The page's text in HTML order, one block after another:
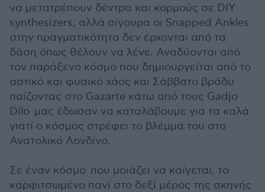
να μετατρέπουν δέντρα και κορμούς σε DIY
synthesizers, αλλά σίγουρα οι Snapped Ankles
στην πραγματικότητα δεν έρχονται από τα
δάση όπως θέλουν να λένε. Αναδύονται από
τον παράξενο κόσμο που δημιουργείται από το
αστικό και φυσικό χάος και Σάββατο βράδυ
παίζοντας στο Gazarte κάτω από τους Gadjo
Dilo μας έδωσαν να καταλάβουμε για τα καλά
γιατί ο κόσμος στρέφει το βλέμμα του στο
Ανατολικό Λονδίνο.
Σε έναν κόσμο που μοιάζει να καίγεται, το
καρφιτσωμένο πανί στο δεξί μέρος της σκηνής